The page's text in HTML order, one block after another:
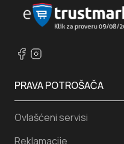
PRAVA POTROŠAČA
Ovlašćeni servisi
Reklamacije